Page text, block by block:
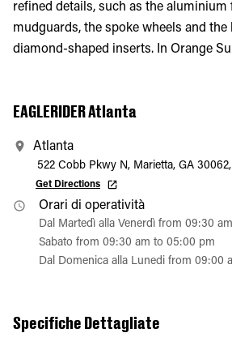
refined details, such as the aluminium
mudguards, the spoke wheels and
diamond-shaped inserts. In Orange
EAGLERIDER Atlanta
Atlanta
522 Cobb Pkwy N, Marietta, GA
Get Directions
Orari di operatività
Dal Martedì alla Venerdì from 09:30
Sabato from 09:30 am to 05:00 pm
Dal Domenica alla Lunedi from 09:00
Specifiche Dettagliate